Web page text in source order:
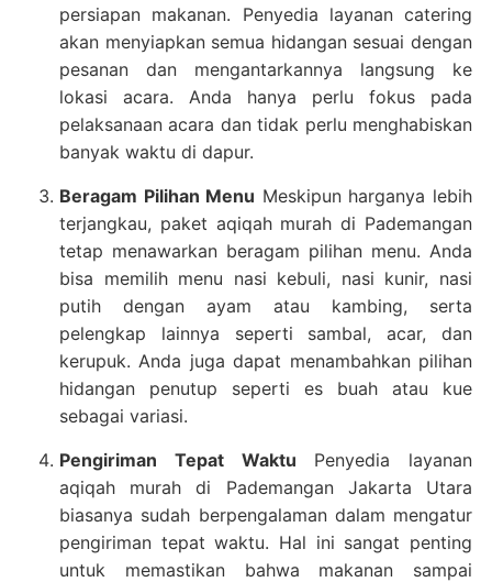
persiapan makanan. Penyedia layanan catering
akan menyiapkan semua hidangan sesuai dengan
pesanan dan mengantarkannya langsung ke
lokasi acara. Anda hanya perlu fokus pada
pelaksanaan acara dan tidak perlu menghabiskan
banyak waktu di dapur.
Beragam Pilihan Menu Meskipun harganya lebih
terjangkau, paket aqiqah murah di Pademangan
tetap menawarkan beragam pilihan menu. Anda
bisa memilih menu nasi kebuli, nasi kunir, nasi
putih dengan ayam atau kambing, serta
pelengkap lainnya seperti sambal, acar, dan
kerupuk. Anda juga dapat menambahkan pilihan
hidangan penutup seperti es buah atau kue
sebagai variasi.
Pengiriman Tepat Waktu Penyedia layanan
aqiqah murah di Pademangan Jakarta Utara
biasanya sudah berpengalaman dalam mengatur
pengiriman tepat waktu. Hal ini sangat penting
untuk memastikan bahwa makanan sampai